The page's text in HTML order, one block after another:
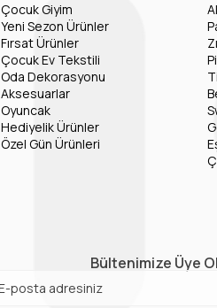
Çocuk Giyim
Yeni Sezon Ürünler
Fırsat Ürünler
Çocuk Ev Tekstili
Oda Dekorasyonu
Aksesuarlar
Oyuncak
Hediyelik Ürünler
Özel Gün Ürünleri
Bültenimize Üye